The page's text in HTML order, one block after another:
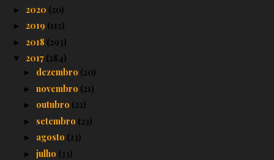
► 2020 (20)
► 2019 (115)
► 2018 (293)
▼ 2017 (284)
► dezembro (20)
► novembro (21)
► outubro (22)
► setembro (23)
► agosto (23)
► julho (33)